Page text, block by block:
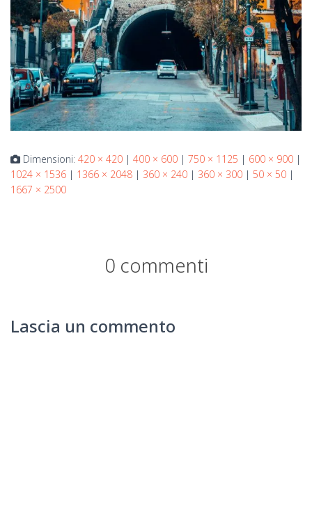
Dimensioni: 420 × 420 | 400 × 600 | 750 × 1125 | 600 × 900 |
1024 × 1536 | 1366 × 2048 | 360 × 240 | 360 × 300 | 50 × 50 |
1667 × 2500
0 commenti
Lascia un commento